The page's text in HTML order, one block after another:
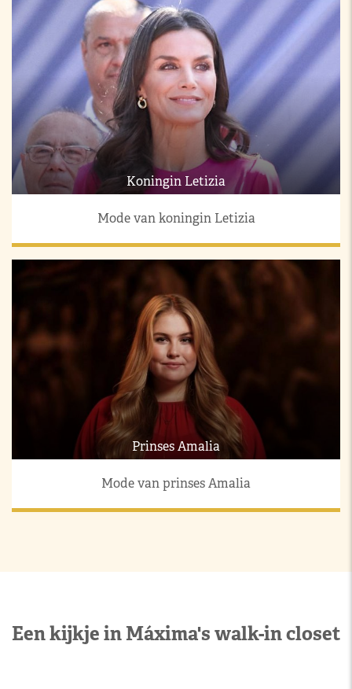
Koningin Letizia
Mode van koningin Letizia
Prinses Amalia
Mode van prinses Amalia
Een kijkje in Máxima's walk-in closet